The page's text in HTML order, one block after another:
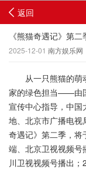
返回
《熊猫奇遇记》第
2025-12-01 南方娱乐网
从一只熊猫的萌
家的绿色担当——由
宣传中心指导，中
地、北京市广播电
奇遇记》第二季，
端、北京卫视视频
川卫视视频号播出；